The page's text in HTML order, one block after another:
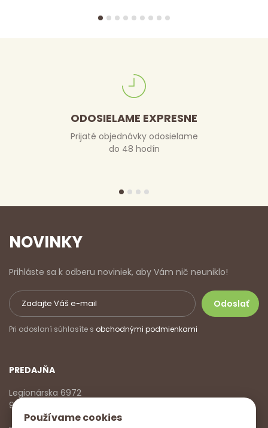
Používame cookies
ODOSIELAME EXPRESNE
Prijaté objednávky odosielame
do 48 hodín
NOVINKY
Prihláste sa k odberu noviniek, aby Vám nič neuniklo!
Pri odoslaní súhlasíte s obchodnými podmienkami
PREDAJŇA
Legionárska 6972
911 01 Trenčín